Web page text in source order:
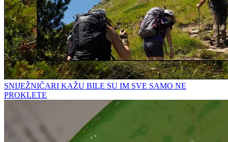
SNIJEŽNIČARI KAŽU BILE SU IM SVE SAMO NE
PROKLETE